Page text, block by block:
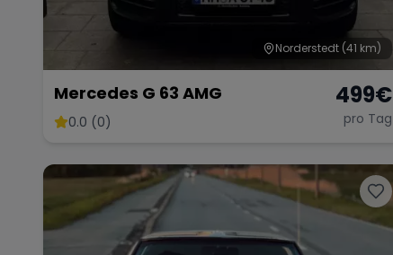
Norderstedt (41 km)
Mercedes G 63 AMG
0.0 (0)
499€
pro Tag